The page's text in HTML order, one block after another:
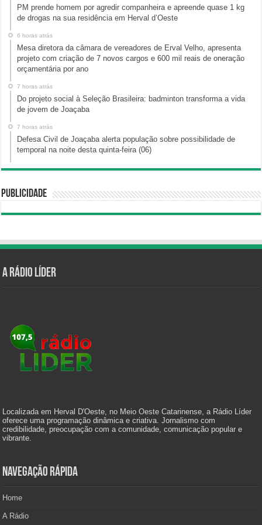
PM prende homem por agredir companheira e apreende quase 1 kg
de drogas na sua residência em Herval d’Oeste
6 horas atrás
Mesa diretora da câmara de vereadores de Erval Velho, apresenta
projeto com criação de 7 novos cargos e 600 mil reais de oneração
orçamentária por ano
7 horas atrás
Do projeto social à Seleção Brasileira: badminton transforma a vida
de jovem de Joaçaba
7 horas atrás
Defesa Civil de Joaçaba alerta população sobre possibilidade de
temporal na noite desta quinta-feira (06)
Publicidade
A Rádio Líder
Localizada em Herval D'Oeste, no Meio Oeste Catarinense, a Rádio Líder
oferece uma programação dinâmica e criativa. Jornalismo com
credibilidade, preocupação com a comunidade, comunicação popular e
vibrante.
Navegação Rápida
Home
A Rádio